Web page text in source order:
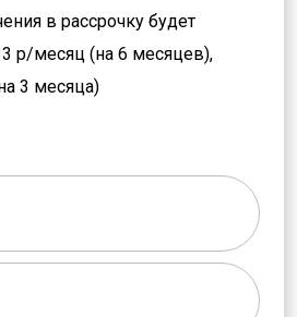
в рассрочку будет
р/месяц (на 6 месяцев),
3 месяца)